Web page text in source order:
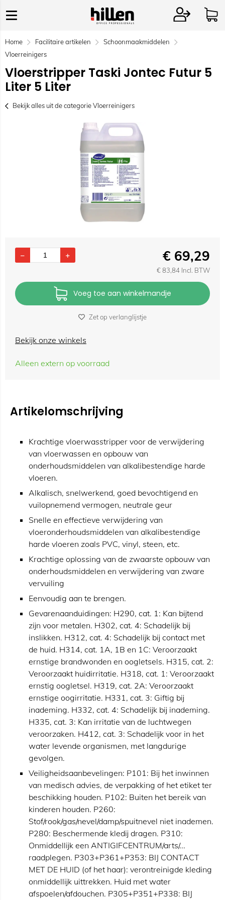
Home Facilitaire artikelen
Schoonmaakmiddelen
Vloerreinigers
Vloerstripper Taski Jontec Futur 5
Liter 5 Liter
Bekijk alles uit de categorie Vloerreinigers
€ 69,29
€83,84 Incl. BTW
Voeg toe aan winkelmandje
Zet op verlanglijstje
Bekijk onze winkels
Alleen extern op voorraad
Artikelomschrijving
Krachtige vloerwasstripper voor de verwijdering
van vloerwassen en opbouw van
onderhoudsmiddelen van alkalibestendige harde
vloeren.
Alkalisch, snelwerkend, goed bevochtigend en
vuilopnemend vermogen, neutrale geur
Snelle en effectieve verwijdering van
vloeronderhoudsmiddelen van alkalibestendige
harde vloeren zoals PVC, vinyl, steen, etc.
Krachtige oplossing van de zwaarste opbouw van
onderhoudsmiddelen en verwijdering van zware
vervuiling
Eenvoudig aan te brengen.
Gevarenaanduidingen: H290, cat. 1: Kan bijtend
zijn voor metalen. H302, cat. 4: Schadelijk bij
inslikken. H312, cat. 4: Schadelijk bij contact met
de huid. H314, cat. 1A, 1B en 1C: Veroorzaakt
ernstige brandwonden en oogletsels. H315, cat. 2:
Veroorzaakt huidirritatie. H318, cat. 1: Veroorzaakt
ernstig oogletsel. H319, cat. 2A: Veroorzaakt
ernstige oogirritatie. H331, cat. 3: Giftig bij
inademing. H332, cat. 4: Schadelijk bij inademing.
H335, cat. 3: Kan irritatie van de luchtwegen
veroorzaken. H412, cat. 3: Schadelijk voor in het
water levende organismen, met langdurige
gevolgen.
Veiligheidsaanbevelingen: P101: Bij het inwinnen
van medisch advies, de verpakking of het etiket ter
beschikking houden. P102: Buiten het bereik van
kinderen houden. P260:
Stof/rook/gas/nevel/damp/spuitnevel niet inademen.
P280: Beschermende kledij dragen. P310:
Onmiddellijk een ANTIGIFCENTRUM/arts/...
raadplegen. P303+P361+P353: BIJ CONTACT
MET DE HUID (of het haar): verontreinigde kleding
onmiddellijk uittrekken. Huid met water
afspoelen/afdouchen. P305+P351+P338: BIJ